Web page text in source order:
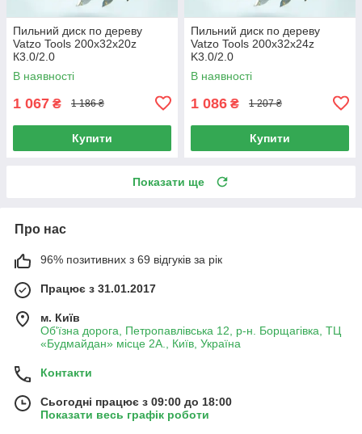
Пильний диск по дереву
Vatzo Tools 200x32x20z
К3.0/2.0
В наявності
1 067 ₴ 1 186 ₴
Купити
Пильний диск по дереву
Vatzo Tools 200x32x24z
K3.0/2.0
В наявності
1 086 ₴ 1 207 ₴
Купити
Показати ще
Про нас
96% позитивних з 69 відгуків за рік
Працює з 31.01.2017
м. Київ
Об'їзна дорога, Петропавлівська 12, р-н. Борщагівка, ТЦ
«Будмайдан» місце 2А., Київ, Україна
Контакти
Сьогодні працює з 09:00 до 18:00
Показати весь графік роботи